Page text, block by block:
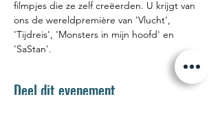
filmpjes die ze zelf creëerden. U krijgt van
ons de wereldpremière van 'Vlucht',
'Tijdreis', 'Monsters in mijn hoofd' en
'SaStan'.
Deel dit evenement